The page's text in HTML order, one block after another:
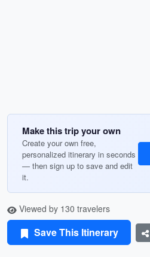
Make this trip your own
Create your own free,
personalized itinerary in seconds
— then sign up to save and edit
it.
Viewed by 130 travelers
Save This Itinerary